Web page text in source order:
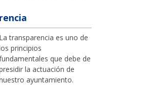
La transparencia es uno de
principios
que debe de
la actuación de
ayuntamiento.